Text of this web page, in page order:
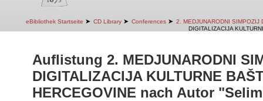
eBibliothek Startseite ➤ CD Library ➤ Conferences ➤ 2. MEDJUNARODNI SIMPOZIJ
DIGITALIZACIJA
Auflistung 2. MEDJUNARODNI
DIGITALIZACIJA KULTURNE
HERCEGOVINE nach Autor